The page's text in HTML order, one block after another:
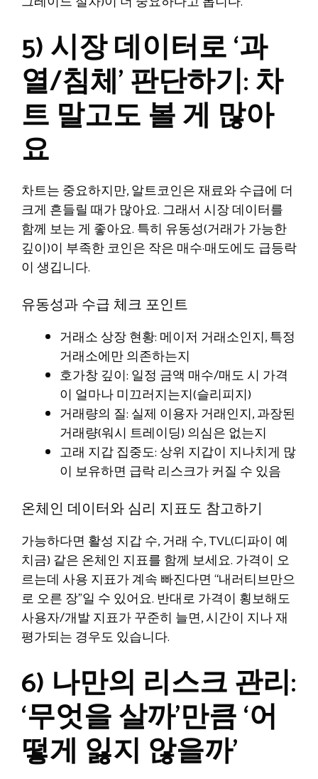
5) 시장 데이터로 ‘과
열/침체’ 판단하기: 차
트 말고도 볼 게 많아
요
차트는 중요하지만, 알트코인은 재료와 수급에 더
크게 흔들릴 때가 많아요. 그래서 시장 데이터를
함께 보는 게 좋아요. 특히 유동성(거래가 가능한
깊이)이 부족한 코인은 작은 매수·매도에도 급등락
이 생깁니다.
유동성과 수급 체크 포인트
거래소 상장 현황: 메이저 거래소인지, 특정
거래소에만 의존하는지
호가창 깊이: 일정 금액 매수/매도 시 가격
이 얼마나 미끄러지는지(슬리피지)
거래량의 질: 실제 이용자 거래인지, 과장된
거래량(워시 트레이딩) 의심은 없는지
고래 지갑 집중도: 상위 지갑이 지나치게 많
이 보유하면 급락 리스크가 커질 수 있음
온체인 데이터와 심리 지표도 참고하기
가능하다면 활성 지갑 수, 거래 수, TVL(디파이 예
치금) 같은 온체인 지표를 함께 보세요. 가격이 오
르는데 사용 지표가 계속 빠진다면 “내러티브만으
로 오른 장”일 수 있어요. 반대로 가격이 횡보해도
사용자/개발 지표가 꾸준히 늘면, 시간이 지나 재
평가되는 경우도 있습니다.
6) 나만의 리스크 관리:
‘무엇을 살까’만큼 ‘어
떻게 잃지 않을까’